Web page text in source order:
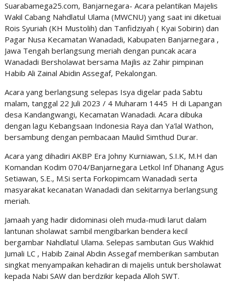
Suarabamega25.com, Banjarnegara- Acara pelantikan Majelis
Wakil Cabang Nahdlatul Ulama (MWCNU) yang saat ini diketuai
Rois Syuriah (KH Mustolih) dan Tanfidziyah ( Kyai Sobirin) dan
Pagar Nusa Kecamatan Wanadadi, Kabupaten Banjarnegara ,
Jawa Tengah berlangsung meriah dengan puncak acara
Wanadadi Bersholawat bersama Majlis az Zahir pimpinan
Habib Ali Zainal Abidin Assegaf, Pekalongan.
Acara yang berlangsung selepas Isya digelar pada Sabtu
malam, tanggal 22 Juli 2023 / 4 Muharam 1445 H di Lapangan
desa Kandangwangi, Kecamatan Wanadadi. Acara dibuka
dengan lagu Kebangsaan Indonesia Raya dan Ya'lal Wathon,
bersambung dengan pembacaan Maulid Simthud Durar.
Acara yang dihadiri AKBP Era Johny Kurniawan, S.I.K, M.H dan
Komandan Kodim 0704/Banjarnegara Letkol Inf Dhanang Agus
Setiawan, S.E., M.Si serta Forkopimcam Wanadadi serta
masyarakat kecanatan Wanadadi dan sekitarnya berlangsung
meriah.
Jamaah yang hadir didominasi oleh muda-mudi larut dalam
lantunan sholawat sambil mengibarkan bendera kecil
bergambar Nahdlatul Ulama. Selepas sambutan Gus Wakhid
Jumali LC , Habib Zainal Abdin Assegaf memberikan sambutan
singkat menyampaikan kehadiran di majelis untuk bersholawat
kepada Nabi SAW dan berdzikir kepada Alloh SWT.